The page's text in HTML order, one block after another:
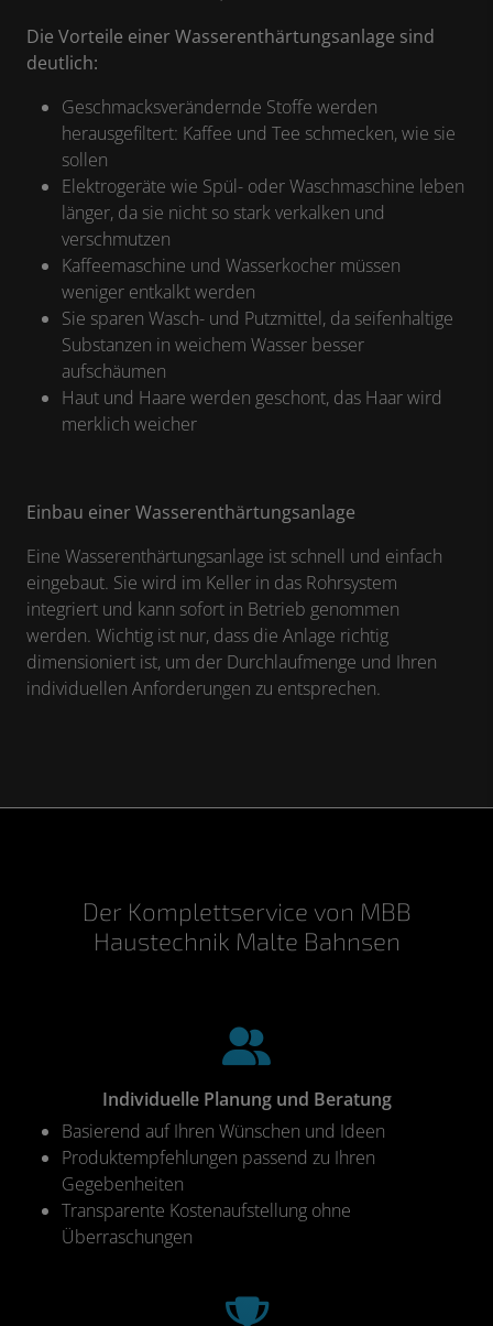
Die Vorteile einer Wasserenthärtungsanlage sind
deutlich:
Geschmacksverändernde Stoffe werden
herausgefiltert: Kaffee und Tee schmecken, wie sie
sollen
Elektrogeräte wie Spül- oder Waschmaschine leben
länger, da sie nicht so stark verkalken und
verschmutzen
Kaffeemaschine und Wasserkocher müssen
weniger entkalkt werden
Sie sparen Wasch- und Putzmittel, da seifenhaltige
Substanzen in weichem Wasser besser
aufschäumen
Haut und Haare werden geschont, das Haar wird
merklich weicher
Einbau einer Wasserenthärtungsanlage
Eine Wasserenthärtungsanlage ist schnell und einfach
eingebaut. Sie wird im Keller in das Rohrsystem
integriert und kann sofort in Betrieb genommen
werden. Wichtig ist nur, dass die Anlage richtig
dimensioniert ist, um der Durchlaufmenge und Ihren
individuellen Anforderungen zu entsprechen.
Der Komplettservice von MBB
Haustechnik Malte Bahnsen
Individuelle Planung und Beratung
Basierend auf Ihren Wünschen und Ideen
Produktempfehlungen passend zu Ihren
Gegebenheiten
Transparente Kostenaufstellung ohne
Überraschungen